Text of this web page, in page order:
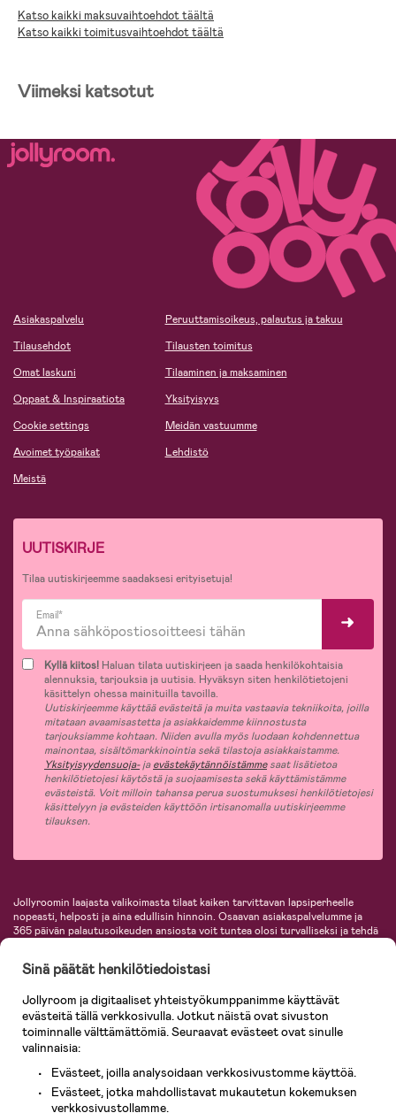
Katso kaikki maksuvaihtoehdot täältä
Katso kaikki toimitusvaihtoehdot täältä
Viimeksi katsotut
Asiakaspalvelu
Tilausehdot
Omat laskuni
Oppaat & Inspiraatiota
Cookie settings
Avoimet työpaikat
Meistä
Peruuttamisoikeus, palautus ja takuu
Tilausten toimitus
Tilaaminen ja maksaminen
Yksityisyys
Meidän vastuumme
Lehdistö
UUTISKIRJE
Tilaa uutiskirjeemme saadaksesi erityisetuja!
Email*
Kyllä kiitos! Haluan tilata uutiskirjeen ja saada henkilökohtaisia
alennuksia, tarjouksia ja uutisia. Hyväksyn siten henkilötietojeni
käsittelyn ohessa mainituilla tavoilla.
Uutiskirjeemme käyttää evästeitä ja muita vastaavia tekniikoita, joilla
mitataan avaamisastetta ja asiakkaidemme kiinnostusta
tarjouksiamme kohtaan. Niiden avulla myös luodaan kohdennettua
mainontaa, sisältömarkkinointia sekä tilastoja asiakkaistamme.
Yksityisyydensuoja-jaevästekäytännöistämmesaat lisätietoa
henkilötietojesi käytöstä ja suojaamisesta sekä käyttämistämme
evästeistä. Voit milloin tahansa perua suostumuksesi henkilötietojesi
käsittelyyn ja evästeiden käyttöön irtisanomalla uutiskirjeemme
tilauksen.
Jollyroomin laajasta valikoimasta tilaat kaiken tarvittavan lapsiperheelle
nopeasti, helposti ja aina edullisin hinnoin. Osaavan asiakaspalvelumme ja
365 päivän palautusoikeuden ansiosta voit tuntea olosi turvalliseksi ja tehdä
lastentarvikkeita sekä paljon muuta. Meiltä löydät lukuisia tunnettuja
KidKraft, Ergobaby, Philips Avent, Neonate, Cybex, LEGO ja monia muita!
Tervetuloa shoppailemaan Pohjoismaiden suurimpaan lastentarvikkeiden
verkkokauppaan!
Sinä päätät henkilötiedoistasi
Jollyroom ja digitaaliset yhteistyökumppanimme käyttävät
evästeitä tällä verkkosivulla. Jotkut näistä ovat sivuston
toiminnalle välttämättömiä. Seuraavat evästeet ovat sinulle
valinnaisia:
Evästeet, joilla analysoidaan verkkosivustomme käyttöä.
Evästeet, jotka mahdollistavat mukautetun kokemuksen
verkkosivustollamme.